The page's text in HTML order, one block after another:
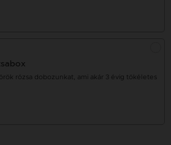
rózsa dobozunkat, ami akár 3 évig tökéletes